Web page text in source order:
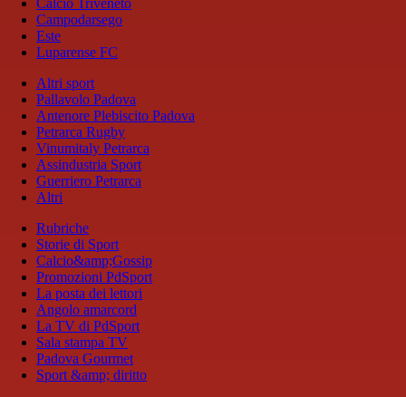
Calcio Triveneto
Campodarsego
Este
Luparense FC
Altri sport
Pallavolo Padova
Antenore Plebiscito Padova
Petrarca Rugby
Vinumitaly Petrarca
Assindustria Sport
Guerriero Petrarca
Altri
Rubriche
Storie di Sport
Calcio&amp;Gossip
Promozioni PdSport
La posta dei lettori
Angolo amarcord
La TV di PdSport
Sala stampa TV
Padova Gourmet
Sport &amp; diritto